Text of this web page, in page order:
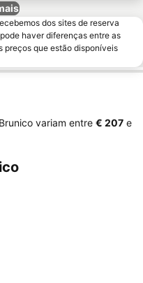
dos sites de reserva
haver diferenças entre as
preços que estão disponíveis
variam entre ‎€ 207 e